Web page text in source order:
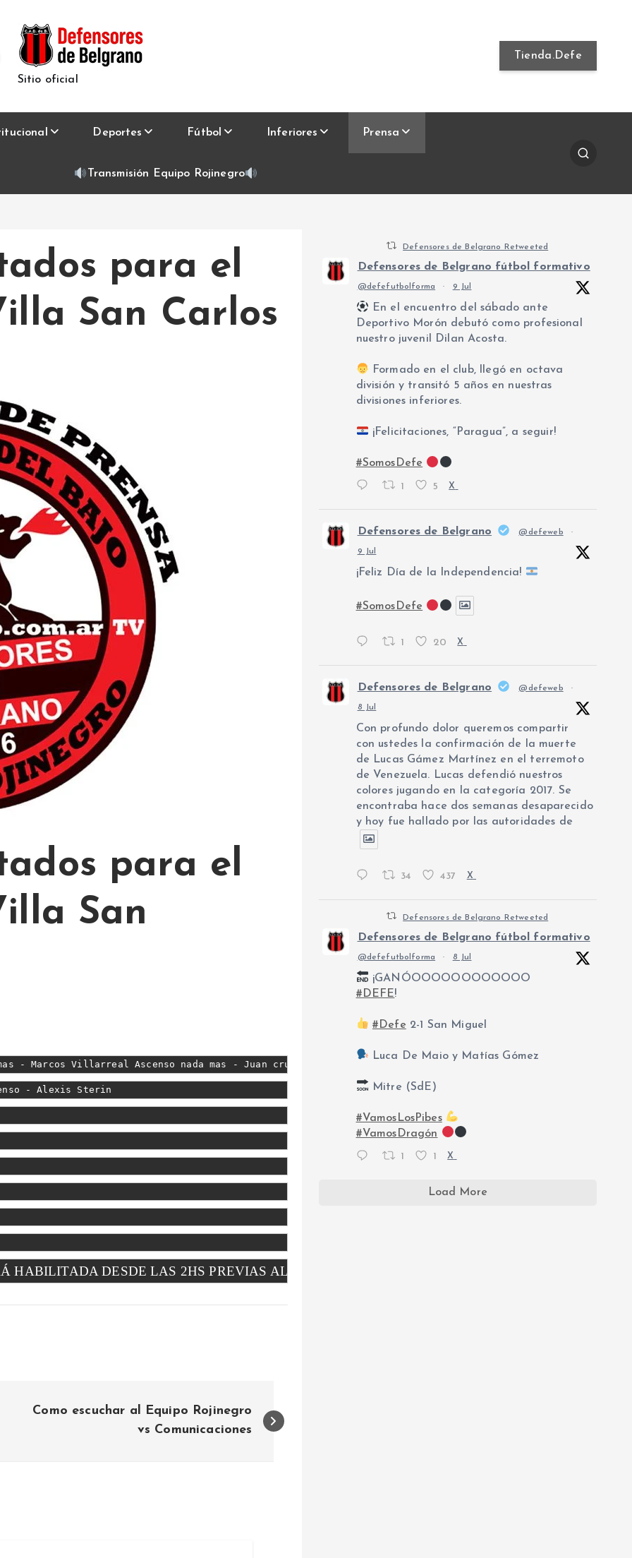
Sitio oficial
Tienda.Defe
Deportes Fútbol Inferiores Prensa
Transmisión Equipo Rojinegro
para el
San Carlos
para el
San
- Marcos Villarreal Ascenso nada mas - Juan cruz Vincent
- Alexis Sterin
HABILITADA DESDE LAS 2HS PREVIAS AL PARTIDO Y HASTA 15 MINUTOS ANTES DEL
Como escuchar al Equipo Rojinegro
vs Comunicaciones
Defensores de Belgrano Retweeted
Defensores de Belgrano fútbol formativo
@defefutbolforma · 9 Jul
En el encuentro del sábado ante
Deportivo Morón debutó como profesional
nuestro juvenil Dilan Acosta.
Formado en el club, llegó en octava
división y transitó 5 años en nuestras
divisiones inferiores.
¡Felicitaciones, “Paragua”, a seguir!
#SomosDefe
1 5 X
Defensores de Belgrano @defeweb ·
9 Jul
¡Feliz Día de la Independencia!
#SomosDefe
1 20 X
Defensores de Belgrano @defeweb ·
8 Jul
Con profundo dolor queremos compartir
con ustedes la confirmación de la muerte
de Lucas Gámez Martínez en el terremoto
de Venezuela. Lucas defendió nuestros
colores jugando en la categoría 2017. Se
encontraba hace dos semanas desaparecido
y hoy fue hallado por las autoridades de
34 437 X
Defensores de Belgrano Retweeted
Defensores de Belgrano fútbol formativo
@defefutbolforma · 8 Jul
¡GANÓOOOOOOOOOOOO
#DEFE!
#Defe 2-1 San Miguel
Luca De Maio y Matías Gómez
Mitre (SdE)
#VamosLosPibes
#VamosDragón
1 1 X
Load More